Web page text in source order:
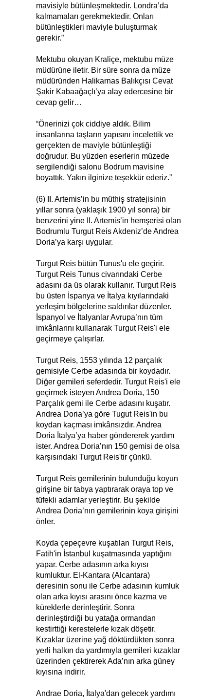
mavisiyle bütünleşmektedir. Londra’da
kalmamaları gerekmektedir. Onları
bütünleştikleri maviyle buluşturmak
gerekir.”
Mektubu okuyan Kraliçe, mektubu müze
müdürüne iletir. Bir süre sonra da müze
müdüründen Halikarnas Balıkçısı Cevat
Şakir Kabaağaçlı’ya alay edercesine bir
cevap gelir…
“Önerinizi çok ciddiye aldık. Bilim
insanlarına taşların yapısını incelettik ve
gerçekten de maviyle bütünleştiği
doğrudur. Bu yüzden eserlerin müzede
sergilendiği salonu Bodrum mavisine
boyattık. Yakın ilginize teşekkür ederiz.”
(6) II. Artemis’in bu müthiş stratejisinin
yıllar sonra (yaklaşık 1900 yıl sonra) bir
benzerini yine II. Artemis’in hemşerisi olan
Bodrumlu Turgut Reis Akdeniz’de Andrea
Doria’ya karşı uygular.
Turgut Reis bütün Tunus'u ele geçirir.
Turgut Reis Tunus civarındaki Cerbe
adasını da üs olarak kullanır. Turgut Reis
bu üsten İspanya ve İtalya kıyılarındaki
yerleşim bölgelerine saldırılar düzenler.
İspanyol ve İtalyanlar Avrupa’nın tüm
imkânlarını kullanarak Turgut Reis'i ele
geçirmeye çalışırlar.
Turgut Reis, 1553 yılında 12 parçalık
gemisiyle Cerbe adasında bir koydadır.
Diğer gemileri seferdedir. Turgut Reis'i ele
geçirmek isteyen Andrea Doria, 150
Parçalık gemi ile Cerbe adasını kuşatır.
Andrea Doria’ya göre Tugut Reis'in bu
koydan kaçması imkânsızdır. Andrea
Doria İtalya’ya haber göndererek yardım
ister. Andrea Doria’nın 150 gemisi de olsa
karşısındaki Turgut Reis'tir çünkü.
Turgut Reis gemilerinin bulunduğu koyun
girişine bir tabya yaptırarak oraya top ve
tüfekli adamlar yerleştirir. Bu şekilde
Andrea Doria’nın gemilerinin koya girişini
önler.
Koyda çepeçevre kuşatılan Turgut Reis,
Fatih'in İstanbul kuşatmasında yaptığını
yapar. Cerbe adasının arka kıyısı
kumluktur. El-Kantara (Alcantara)
deresinin sonu ile Cerbe adasının kumluk
olan arka kıyısı arasını önce kazma ve
küreklerle derinleştirir. Sonra
derinleştirdiği bu yatağa ormandan
kestirttiği kerestelerle kızak döşetir.
Kızaklar üzerine yağ döktürdükten sonra
yerli halkın da yardımıyla gemileri kızaklar
üzerinden çektirerek Ada’nın arka güney
kıyısına indirir.
Andrae Doria, İtalya'dan gelecek yardımı